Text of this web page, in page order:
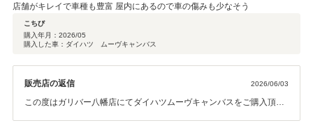
店舗がキレイで車種も豊富 屋内にあるので車の傷みも少なそう
こちび
購入年月： 2026/05
購入した車：ダイハツ ムーヴキャンバス
販売店の返信 2026/06/03
この度はガリバー八幡店にてダイハツムーヴキャンバスをご購入頂き